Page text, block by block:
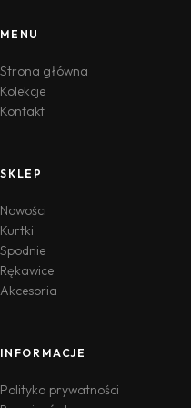
MENU
Strona główna
Kolekcje
Kontakt
SKLEP
Nowości
Kurtki
Spodnie
Rękawice
Akcesoria
INFORMACJE
Polityka prywatności